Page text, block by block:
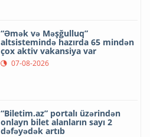
“Əmək və Məşğulluq”
altsistemində hazırda 65 mindən
çox aktiv vakansiya var
07-08-2026
“Biletim.az” portalı üzərindən
onlayn bilet alanların sayı 2
dəfəyədək artıb